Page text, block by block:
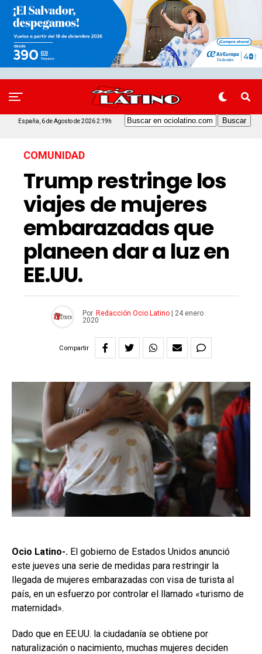
España, 6 de Agosto de 2026 2:19h
COMUNIDAD
Trump restringe los
viajes de mujeres
embarazadas que
planeen dar a luz en
EE.UU.
Por Redacción Ocio Latino
24 enero
2020
Compartir
Ocio Latino-. El gobierno de Estados Unidos anunció
este jueves una serie de medidas para restringir la
llegada de mujeres embarazadas con visa de turista al
país, en un esfuerzo por controlar el llamado «turismo de
maternidad».
Dado que en EE.UU. la ciudadanía se obtiene por
naturalización o nacimiento, muchas mujeres deciden